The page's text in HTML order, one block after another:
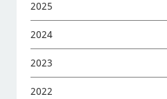
2025
2024
2023
2022